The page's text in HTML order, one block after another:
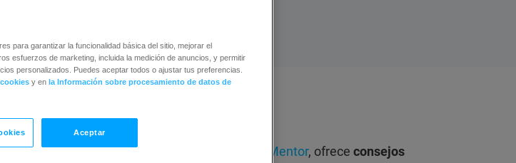
Paynel M. Ed., fundadora de Your Parenting Mentor, ofrece consejos
para garantizar la funcionalidad básica del sitio, mejorar el
esfuerzos de marketing, incluida la medición de anuncios, y permitir
personalizados. Puedes aceptar todos o ajustar tus preferencias.
y en la Información sobre procesamiento de datos de
Aceptar